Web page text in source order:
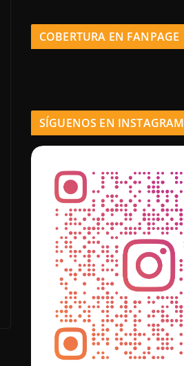
COBERTURA EN FANPAGE
SÍGUENOS EN INSTAGRAM